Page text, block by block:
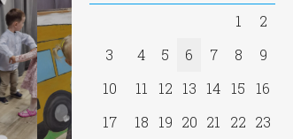
1
2
3
4 5 6 7 8
9
10
11 12 13 14 15
16
17
18 19 20 21 22 23